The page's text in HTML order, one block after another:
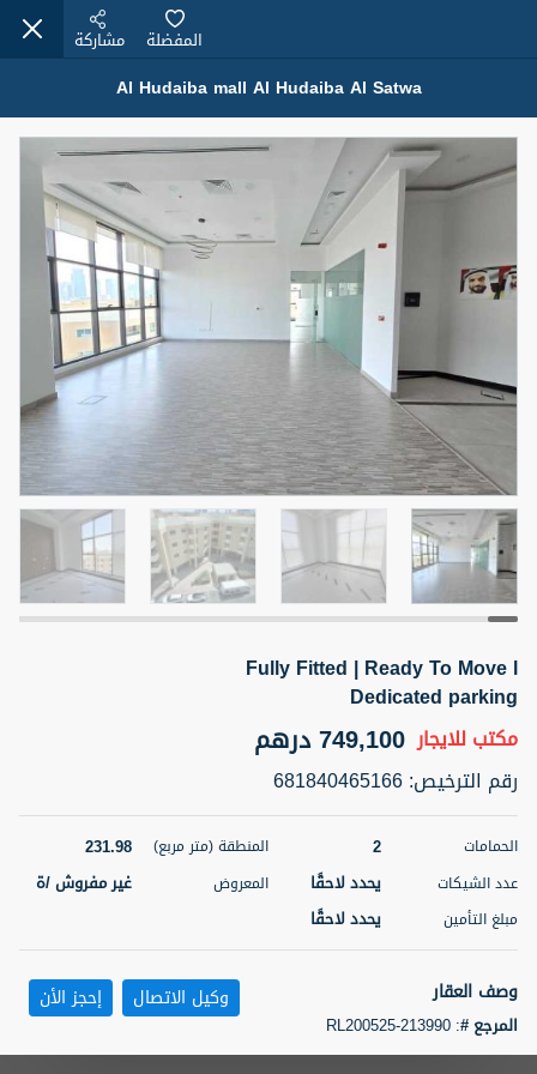
عقارات للإيجار (13750)
Modern Renovated Unit Near Marina Metro Station
شقة
95,000 درهم
سرير
1
حمام
المنطقة (متر
مربع)
المعروض
غير مفروش /ة
الشيكات
1
اسم الوسيط
NILOOFAR ABBAS VAKIL
رقم الوسيط
أتصل الأن
5 أشهر +
ELBRUS TOWER UNIT 2701 ON RENT
شقةللإيجار 95,000 درهم
سرير
1
71.39
مفروش/ ة
الشيكات
اسم الوسيط
ABDEMANAF EQBALBHAI KHANBHAI
KHANBHAI EQBALBHAI SIRAJUDDIN
أتصل
الأن
5 أشهر +
Al Hudaiba mall Al Hudaiba Al Satwa
المفضلة مشاركة
Fully Fitted | Ready To Move l
Dedicated parking
مكتب للايجار 749,100 درهم
رقم الترخيص:
681840465166
الحمامات 2 المنطقة (متر مربع) 231.98
عدد الشيكات يحدد لاحقًا المعروض غير مفروش /ة
مبلغ التأمين يحدد لاحقًا
وصف العقار
المرجع #:
RL200525-213990
وكيل الاتصال إحجز الأن تصفية المفضلة خريطة